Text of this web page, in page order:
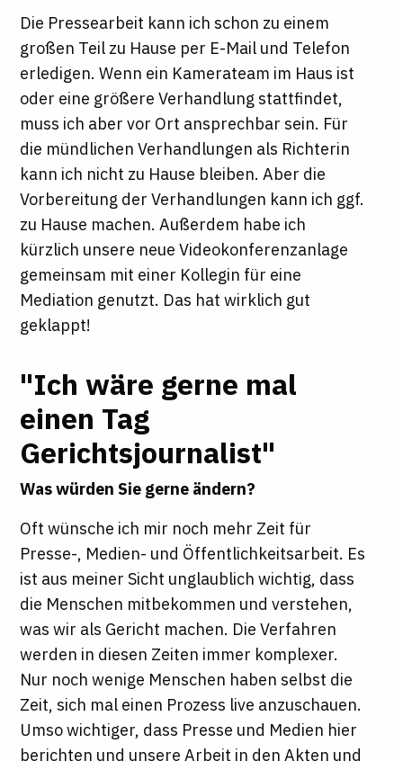
Die Pressearbeit kann ich schon zu einem
großen Teil zu Hause per E-Mail und Telefon
erledigen. Wenn ein Kamerateam im Haus ist
oder eine größere Verhandlung stattfindet,
muss ich aber vor Ort ansprechbar sein. Für
die mündlichen Verhandlungen als Richterin
kann ich nicht zu Hause bleiben. Aber die
Vorbereitung der Verhandlungen kann ich ggf.
zu Hause machen. Außerdem habe ich
kürzlich unsere neue Videokonferenzanlage
gemeinsam mit einer Kollegin für eine
Mediation genutzt. Das hat wirklich gut
geklappt!
"Ich wäre gerne mal
einen Tag
Gerichtsjournalist"
Was würden Sie gerne ändern?
Oft wünsche ich mir noch mehr Zeit für
Presse-, Medien- und Öffentlichkeitsarbeit. Es
ist aus meiner Sicht unglaublich wichtig, dass
die Menschen mitbekommen und verstehen,
was wir als Gericht machen. Die Verfahren
werden in diesen Zeiten immer komplexer.
Nur noch wenige Menschen haben selbst die
Zeit, sich mal einen Prozess live anzuschauen.
Umso wichtiger, dass Presse und Medien hier
berichten und unsere Arbeit in den Akten und